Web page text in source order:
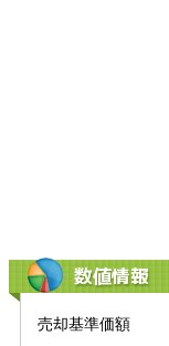
数値情報
売却基準価額